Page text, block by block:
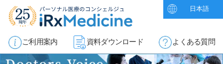
日本語
ご利用案内 資料ダウンロード よくある質問